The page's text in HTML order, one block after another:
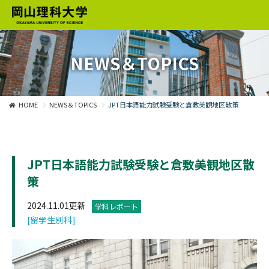
NEWS＆TOPICS
HOME NEWS＆TOPICS JPT日本語能力試験受験と倉敷美観地区散策
JPT日本語能力試験受験と倉敷美観地区散
策
2024.11.01更新 学科レポート
[留学生別科]